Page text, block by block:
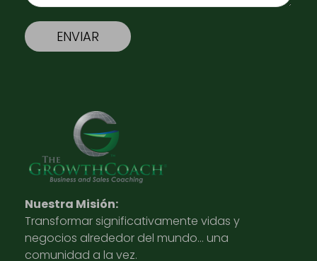
Nuestra Misión:
Transformar significativamente vidas y
negocios alrededor del mundo… una
comunidad a la vez.